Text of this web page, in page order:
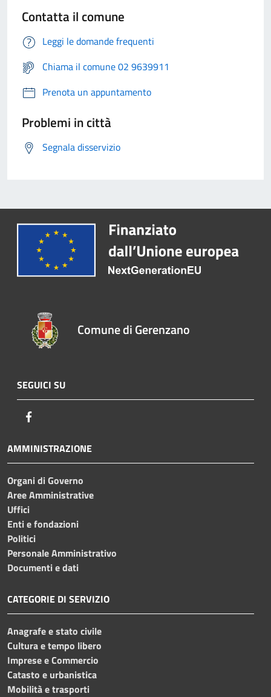
Contatta il comune
Leggi le domande frequenti
Chiama il comune 02 9639911
Prenota un appuntamento
Problemi in città
Segnala disservizio
Comune di Gerenzano
SEGUICI SU
AMMINISTRAZIONE
Organi di Governo
Aree Amministrative
Uffici
Enti e fondazioni
Politici
Personale Amministrativo
Documenti e dati
CATEGORIE DI SERVIZIO
Anagrafe e stato civile
Cultura e tempo libero
Imprese e Commercio
Catasto e urbanistica
Mobilità e trasporti